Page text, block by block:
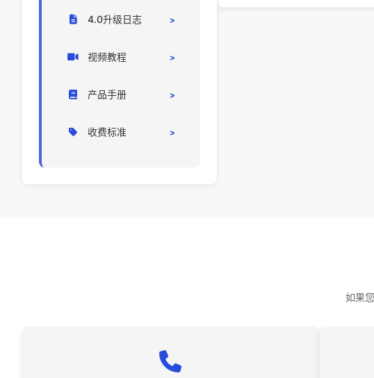
代码/环境
4.0升级日志
视频教程
产品手册
收费标准
如果